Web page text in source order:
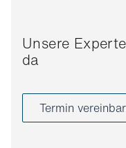
Unsere
da
Termin